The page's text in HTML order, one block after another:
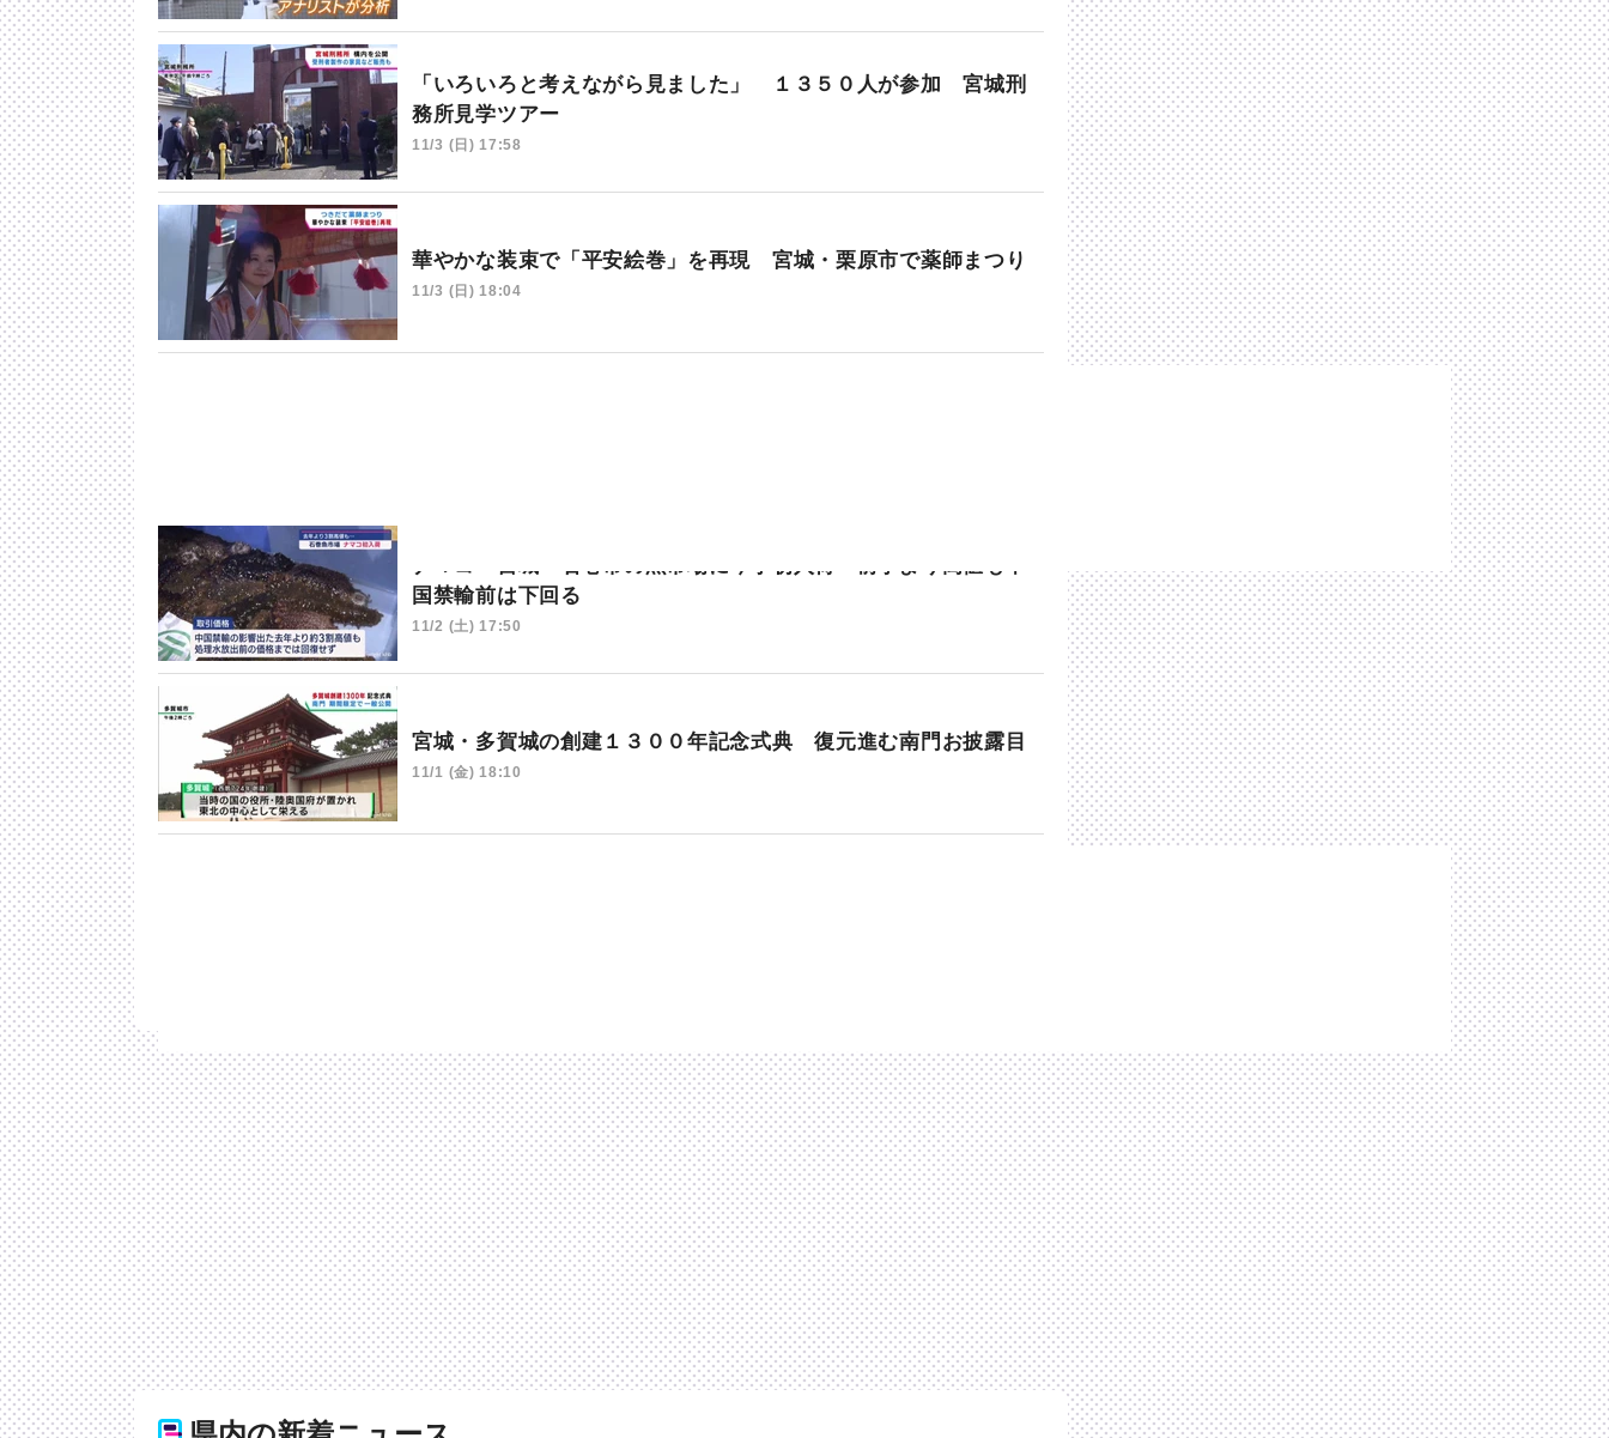
「いろいろと考えながら見ました」 １３５０人が参加 宮城刑
務所見学ツアー
11/3 (日) 17:58
華やかな装束で「平安絵巻」を再現 宮城・栗原市で薬師まつり
11/3 (日) 18:04
ナマコ 宮城・石巻市の魚市場に今季初入荷 前季より高値も中
国禁輸前は下回る
11/2 (土) 17:50
宮城・多賀城の創建１３００年記念式典 復元進む南門お披露目
11/1 (金) 18:10